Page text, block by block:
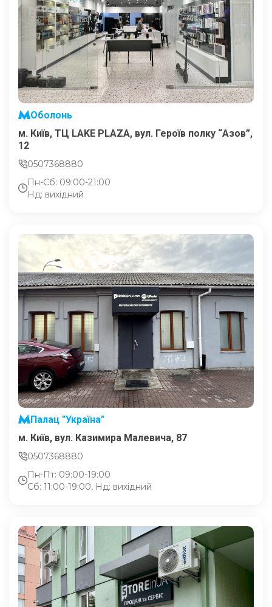
Оболонь
м. Київ, ТЦ LAKE PLAZA, вул. Героїв полку “Азов”,
12
0507368880
Пн-Сб: 09:00-21:00
Нд: вихідний
Палац "Україна"
м. Київ, вул. Казимира Малевича, 87
0507368880
Пн-Пт: 09:00-19:00
Сб: 11:00-19:00, Нд: вихідний